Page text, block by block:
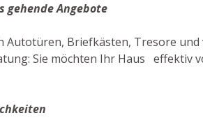
gehende Angebote
Autotüren, Briefkästen, Tresore und
Sie möchten Ihr Haus effektiv